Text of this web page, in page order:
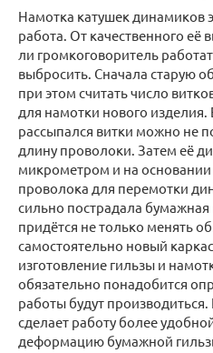
Намотка катушек динамиков
работа. От качественного её
ли громкоговоритель
выбросить. Сначала старую
при этом считать число
для намотки нового изделия.
рассыпался витки можно не
длину проволоки. Затем её
микрометром и на
проволока для перемотки
сильно пострадала бумажная
придётся не только менять
самостоятельно новый
изготовление гильзы и
обязательно понадобится
работы будут
сделает работу более
деформацию бумажной